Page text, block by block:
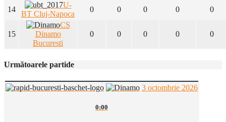
14
U-
BT Cluj-Napoca
0 0 0 0 0
15
CS
Dinamo
Bucuresti
0 0 0 0 0
Următoarele partide
3 octombrie 2026
0:00